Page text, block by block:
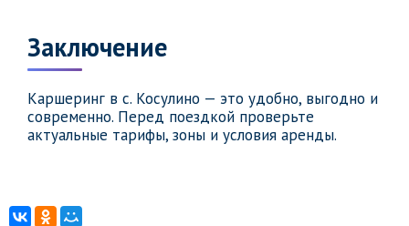
Заключение
Каршеринг в с. Косулино — это удобно, выгодно и
современно. Перед поездкой проверьте
актуальные тарифы, зоны и условия аренды.